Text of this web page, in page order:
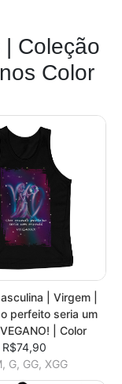
| Coleção
Color
| Virgem |
perfeito seria um
| Color
R$74,90
G, GG, XGG